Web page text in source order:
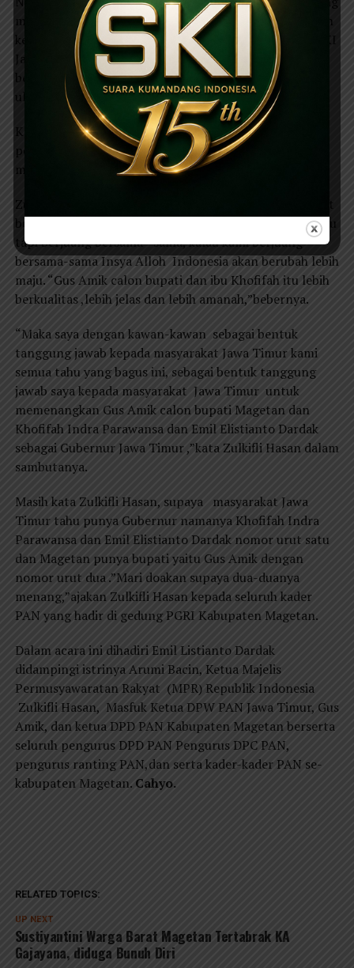
mau menutup ormas-ormas Islam kami tolak ,minuman
keras kami tolak dan yang pemilihan kepala daerah DKI
Jakarta kemarin Ahok kami tolak, Kami dukung Anis
begitu lah kami berpihak kepada ormas cinta kepada
ulama.
Karena bernegara indonesia ini tidak akan maju kalau
pemimpinya tidak maju ,masyarakatnya juga tidak akan
maju , kalau masyarakatnya maju Indonesia pasti maju.
Zulkifli Hasan dalam sambutanya, PAN bertekat bangkit
berkembang ,maju dan jaya banyak pemimpin yang maju
tapi berjuang bersama –sama, kalau kami berjuang
bersama-sama Insya Alloh Indonesia akan berubah lebih
maju. “Gus Amik calon bupati dan ibu Khofifah itu lebih
berkualitas ,lebih jelas dan lebih amanah,”bebernya.
“Maka saya dengan kawan-kawan sebagai bentuk
tanggung jawab kepada masyarakat Jawa Timur kami
semua tahu yang bagus ini, sebagai bentuk tanggung
jawab saya kepada masyarakat Jawa Timur untuk
memenangkan Gus Amik calon bupati Magetan dan
Khofifah Indra Parawansa dan Emil Elistianto Dardak
sebagai Gubernur Jawa Timur ,”kata Zulkifli Hasan dalam
sambutanya.
Masih kata Zulkifli Hasan, supaya masyarakat Jawa
Timur tahu punya Gubernur namanya Khofifah Indra
Parawansa dan Emil Elistianto Dardak nomor urut satu
dan Magetan punya bupati yaitu Gus Amik dengan
nomor urut dua .”Mari doakan supaya dua-duanya
menang,”ajakan Zulkifli Hasan kepada seluruh kader
PAN yang hadir di gedung PGRI Kabupaten Magetan.
Dalam acara ini dihadiri Emil Listianto Dardak
didampingi istrinya Arumi Bacin, Ketua Majelis
Permusyawaratan Rakyat (MPR) Republik Indonesia
Zulkifli Hasan, Masfuk Ketua DPW PAN Jawa Timur, Gus
Amik, dan ketua DPD PAN Kabupaten Magetan berserta
seluruh pengurus DPD PAN Pengurus DPC PAN,
pengurus ranting PAN,dan serta kader-kader PAN se-
kabupaten Magetan. Cahyo.
RELATED TOPICS:
UP NEXT
Sustiyantini Warga Barat Magetan Tertabrak KA
Gajayana, diduga Bunuh Diri